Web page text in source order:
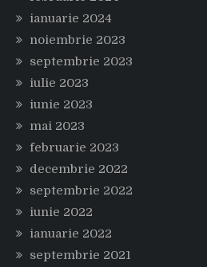
ianuarie 2024
noiembrie 2023
septembrie 2023
iulie 2023
iunie 2023
mai 2023
februarie 2023
decembrie 2022
septembrie 2022
iunie 2022
ianuarie 2022
septembrie 2021